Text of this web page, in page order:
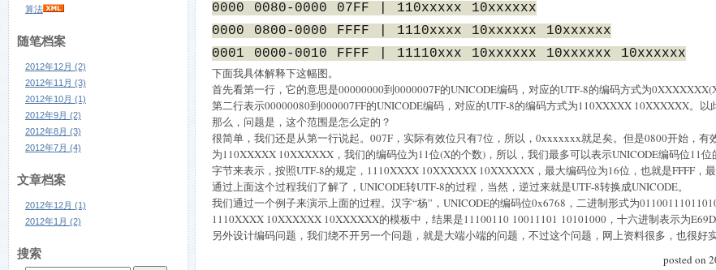
算法
随笔档案
2012年12月 (2)
2012年11月 (3)
2012年10月 (1)
2012年9月 (2)
2012年8月 (3)
2012年7月 (4)
文章档案
2012年12月 (1)
2012年1月 (2)
搜索
0000 0080-0000 07FF | 110xxxxx 10xxxxxx
0000 0800-0000 FFFF | 1110xxxx 10xxxxxx 10xxxxxx
0001 0000-0010 FFFF | 11110xxx 10xxxxxx 10xxxxxx 10xxxxxx
下面我具体解释下这幅图。
首先看第一行，它的意思是00000000到0000007F的UNICODE编码，对应的UTF-8的编码方式为
第二行表示00000080到000007FF的UNICODE编码，对应的UTF-8的编码方式为110XXXXX 10XXXXXX。以
那么，问题是，这个范围是怎么定的？
很简单，我们还是从第一行说起。007F，实际有效位只有7位，所以，0xxxxxxx就足矣。但是0800开始，
为110XXXXX 10XXXXXX，我们的编码位为11位(X的个数)，所以，我们最多可以表示UNICODE编码位11
字节来表示，按照UTF-8的规定，1110XXXX 10XXXXXX 10XXXXXX，最大编码位为16位，也就是FFFF，最
通过上面这个过程我们了解了，UNICODE转UTF-8的过程，当然，逆过来就是UTF-8转换成UNICODE。
我们通过一个例子来演示上面的过程。汉字“杨”，UNICODE的编码位0x6768，二进制形式为
1110XXXX 10XXXXXX 10XXXXXX的模板中，结果是11100110 10011101 10101000，十六进制表示为
另外设计编码问题，我们绕不开另一个问题，就是大端小端的问题，不过这个问题，网上资料很多，也很好
posted on